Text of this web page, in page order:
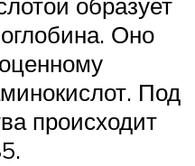
образует
Оно
Под
происходит